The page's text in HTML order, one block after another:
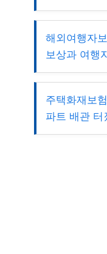
해외여행자
보상과 여행
주택화재보
파트 배관 터